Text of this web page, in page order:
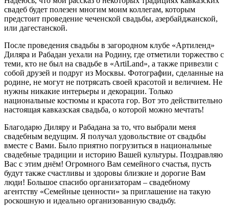
свадеб будет полезен многим моим коллегам, которым
предстоит проведение чеченской свадьбы, азербайджанской,
или дагестанской.
После проведения свадьбы в загородном клубе «Артиленд»
Диляра и Рабадан уехали на Родину, где отметили торжество с
теми, кто не был на свадьбе в «ArtiLand», а также привезли с
собой друзей и подруг из Москвы. Фотографии, сделанные на
родине, не могут не потрясать своей красотой и величием. Не
нужны никакие интерьеры и декорации. Только
национальные костюмы и красота гор. Вот это действительно
настоящая кавказская свадьба, о которой можно мечтать!
Благодарю Диляру и Рабадана за то, что выбрали меня
свадебным ведущим. Я получал удовольствие от свадьбы
вместе с Вами. Было приятно погрузиться в национальные
свадебные традиции и историю Вашей культуры. Поздравляю
Вас с этим днём! Огромного Вам семейного счастья, пусть
будут также счастливы и здоровы близкие и дорогие Вам
люди! Большое спасибо организаторам – свадебному
агентству «Семейные ценности» за приглашение на такую
роскошную и идеально организованную свадьбу.